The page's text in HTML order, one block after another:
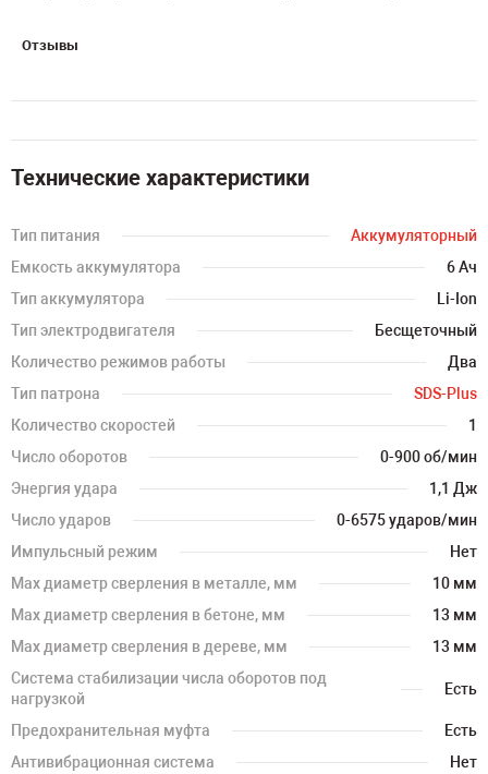
Отзывы
Технические характеристики
Тип питания
Аккумуляторный
Емкость аккумулятора
6 Ач
Тип аккумулятора
Li-Ion
Тип электродвигателя
Бесщеточный
Количество режимов работы
Два
Тип патрона
SDS-Plus
Количество скоростей
1
Число оборотов
0-900 об/мин
Энергия удара
1,1 Дж
Число ударов
0-6575 ударов/мин
Импульсный режим
Нет
Мах диаметр сверления в металле, мм
10 мм
Мах диаметр сверления в бетоне, мм
13 мм
Мах диаметр сверления в дереве, мм
13 мм
Система стабилизации числа оборотов под
нагрузкой
Есть
Предохранительная муфта
Есть
Антивибрационная система
Нет